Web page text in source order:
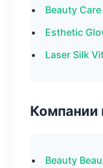
Beauty
Esthetic
Laser Silk
Компании
Beauty